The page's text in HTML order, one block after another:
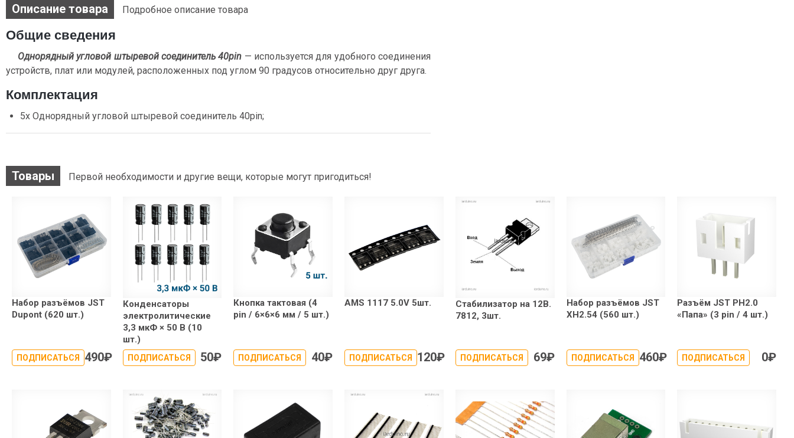
Описание товара Подробное описание товара
Общие сведения
Однорядный угловой штыревой соединитель 40pin — используется для удобного соединения
устройств, плат или модулей, расположенных под углом 90 градусов относительно друг друга.
Комплектация
5х Однорядный угловой штыревой соединитель 40pin;
Товары Первой необходимости и другие вещи, которые могут пригодиться!
Набор разъёмов JST
Dupont (620 шт.)
ПОДПИСАТЬСЯ 490₽
Конденсаторы
электролитические
3,3 мкФ × 50 В (10
шт.)
ПОДПИСАТЬСЯ 50₽
Кнопка тактовая (4
pin / 6×6×6 мм / 5 шт.)
ПОДПИСАТЬСЯ 40₽
AMS 1117 5.0V 5шт.
ПОДПИСАТЬСЯ 120₽
Стабилизатор на 12В.
7812, 3шт.
ПОДПИСАТЬСЯ 69₽
Набор разъёмов JST
XH2.54 (560 шт.)
ПОДПИСАТЬСЯ 460₽
Разъём JST PH2.0
«Папа» (3 pin / 4 шт.)
ПОДПИСАТЬСЯ 0₽